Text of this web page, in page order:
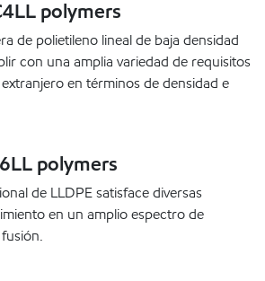
polymers
de polietileno lineal de baja densidad
con una amplia variedad de requisitos
en términos de densidad e
polymers
de LLDPE satisface diversas
en un amplio espectro de